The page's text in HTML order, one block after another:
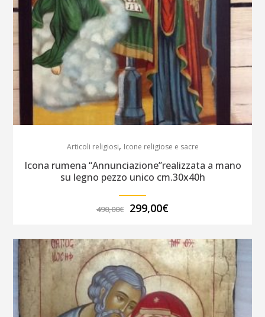
Articoli religiosi, Icone religiose e sacre
Icona rumena “Annunciazione”realizzata a mano
su legno pezzo unico cm.30x40h
490,00€
Il
era:
490,00€.
299,00€Il
è:
299,00€.